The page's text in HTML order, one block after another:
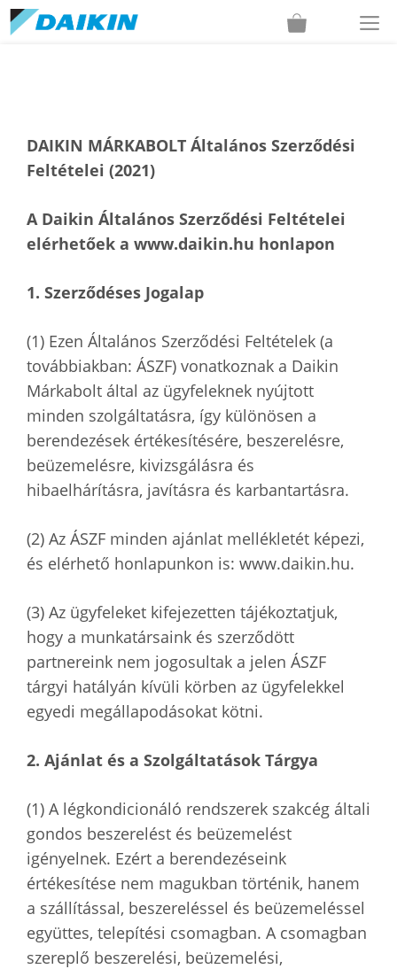
Kilépés
DAIKIN MÁRKABOLT Általános Szerződési
Feltételei (2021)
A Daikin Általános Szerződési Feltételei
elérhetőek a www.daikin.hu honlapon
1. Szerződéses Jogalap
(1) Ezen Általános Szerződési Feltételek (a
továbbiakban: ÁSZF) vonatkoznak a Daikin
Márkabolt által az ügyfeleknek nyújtott
minden szolgáltatásra, így különösen a
berendezések értékesítésére, beszerelésre,
beüzemelésre, kivizsgálásra és
hibaelhárításra, javításra és karbantartásra.
(2) Az ÁSZF minden ajánlat mellékletét képezi,
és elérhető honlapunkon is: www.daikin.hu.
(3) Az ügyfeleket kifejezetten tájékoztatjuk,
hogy a munkatársaink és szerződött
partnereink nem jogosultak a jelen ÁSZF
tárgyi hatályán kívüli körben az ügyfelekkel
egyedi megállapodásokat kötni.
2. Ajánlat és a Szolgáltatások Tárgya
(1) A légkondicionáló rendszerek szakcég általi
gondos beszerelést és beüzemelést
igényelnek. Ezért a berendezéseink
értékesítése nem magukban történik, hanem
a szállítással, beszereléssel és beüzemeléssel
együttes, telepítési csomagban. A csomagban
szereplő beszerelési, beüzemelési,